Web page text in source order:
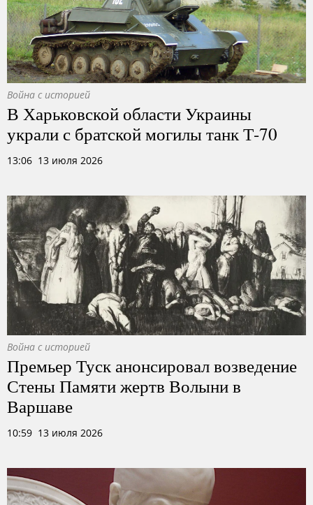
Война с историей
В Харьковской области Украины
украли с братской могилы танк Т-70
13:06 13 июля 2026
Война с историей
Премьер Туск анонсировал возведение
Стены Памяти жертв Волыни в
Варшаве
10:59 13 июля 2026